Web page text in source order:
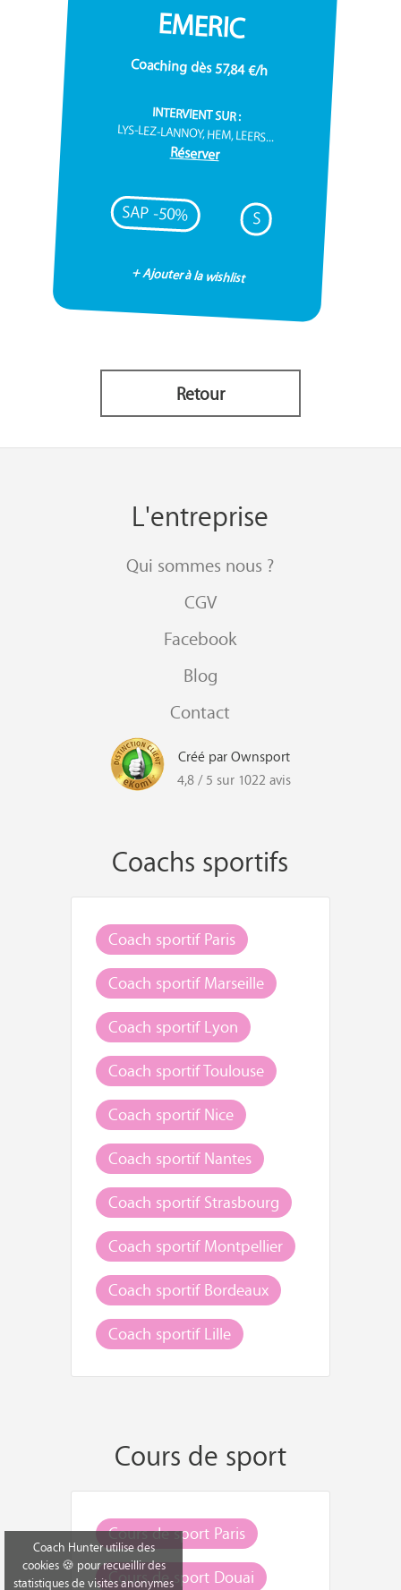
EMERIC
Coaching dès 57,84 €/h
INTERVIENT SUR :
LYS-LEZ-LANNOY, HEM, LEERS...
Réserver
SAP -50% S
+ Ajouter à la wishlist
Retour
L'entreprise
Qui sommes nous ?
CGV
Facebook
Blog
Contact
Créé par Ownsport
4,8 / 5 sur 1022 avis
Coachs sportifs
Coach sportif Paris
Coach sportif Marseille
Coach sportif Lyon
Coach sportif Toulouse
Coach sportif Nice
Coach sportif Nantes
Coach sportif Strasbourg
Coach sportif Montpellier
Coach sportif Bordeaux
Coach sportif Lille
Cours de sport
Cours de sport Paris
Cours de sport Douai
Coach Hunter utilise des
cookies 🍪 pour recueillir des
statistiques de visites anonymes